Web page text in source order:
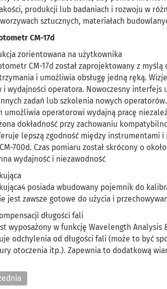
produkcji lub badaniach i rozwoju w
sztucznych, materiałach
CM-17d
zorientowana na użytkownika
CM-17d został zaprojektowany z
i umożliwia obsługę jedną ręką.
i wydajności operatora. Nowoczesny interfejs
zadań lub szkolenia nowych
umożliwia operatorowi wydajną pracę
dokładność przy zachowaniu
lepszą zgodność między
700d. Czas pomiaru został skrócony o
wydajność i niezawodność
posiada wbudowany pojemnik do
jest zawsze gotowe do użycia i
długości fali
wyposażony w funkcję Wavelength
odchylenia od długości fali (może to być
otoczenia itp.). Zapewnia to dodatkową